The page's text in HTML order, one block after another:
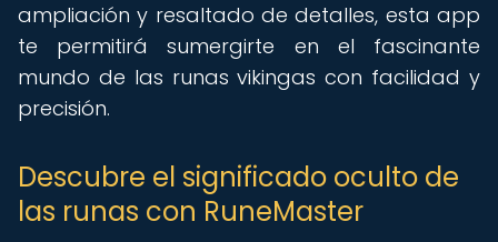
ampliación y resaltado de detalles, esta app
te permitirá sumergirte en el fascinante
mundo de las runas vikingas con facilidad y
precisión.
Descubre el significado oculto de
las runas con RuneMaster